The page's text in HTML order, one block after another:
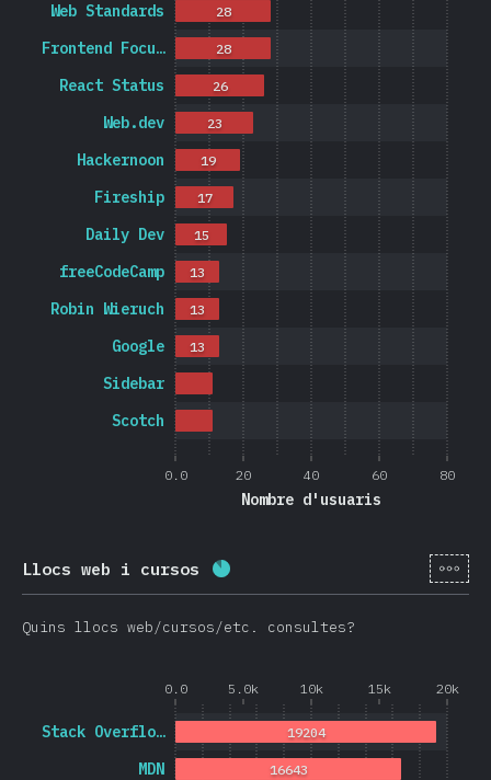
0.0 20 40 60 80
Nombre d'usuaris
Scotch
Sidebar
Google
Robin Wieruch
freeCodeCamp
Daily Dev
Fireship
Hackernoon
Web.dev
React Status
Frontend Focu…
Web Standards
13
13
13
15
17
19
23
26
28
28
Llocs web i cursos Percentatge completat: 86.5
[ca-
Quins llocs web/cursos/etc. consultes?
0.0 5.0k 10k 15k 20k
MDN
Stack Overflo…
16643
19204